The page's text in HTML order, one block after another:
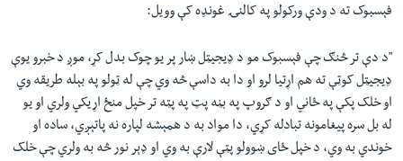
فېسبوک ته د ودې ورکولو په کالنۍ غونډه کې وویل:
"د دې تر څنګ چې فېسبوک مو د ډیجیټل ښار پر یو چوک بدل کړ، موږ د خبرو یوې
ډیجیټل کوټې ته هم اړتیا لرو او دا به داسې څه وي چې له ټولو په بېله طریقه وي
او خلک پکې په ځاني او د ګروپ په بڼه پټ په پټه تر خپل منځ اړیکي ولري او یو
له بل سره پیغامونه تبادله کړي، دا مواد به د همېشه لپاره نه پاتېږي، ساده او
خوندي به وي، د خپل ځای ښوولو پټې لارې به وي او ډېر نور څه به ولري چې خلک